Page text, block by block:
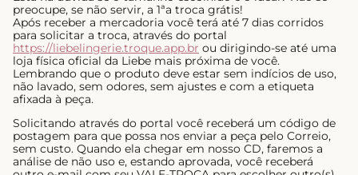
preocupe, se não servir, a 1ªa troca grátis!
Após receber a mercadoria você terá até 7 dias corridos
para solicitar a troca, através do portal
https://liebelingerie.troque.app.br ou dirigindo-se até uma
loja física oficial da Liebe mais próxima de você.
Lembrando que o produto deve estar sem indícios de uso,
não lavado, sem odores, sem ajustes e com a etiqueta
afixada à peça.
Solicitando através do portal você receberá um código de
postagem para que possa nos enviar a peça pelo Correio,
sem custo. Quando ela chegar em nosso CD, faremos a
análise de não uso e, estando aprovada, você receberá